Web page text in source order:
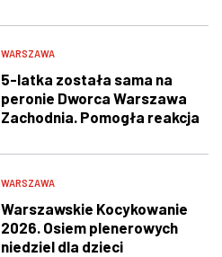
WARSZAWA
5-latka została sama na
peronie Dworca Warszawa
Zachodnia. Pomogła reakcja
WARSZAWA
Warszawskie Kocykowanie
2026. Osiem plenerowych
niedziel dla dzieci